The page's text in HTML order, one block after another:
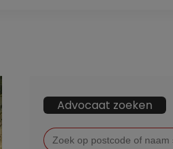
Advocaat zoeken
Zoek
naar: